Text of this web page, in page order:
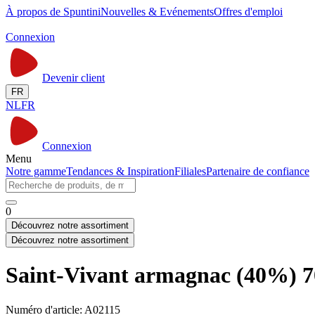
À propos de SpuntiniNouvelles & EvénementsOffres d'emploi
Connexion
Devenir client
FR
NLFR
Connexion
Menu
Notre gammeTendances & InspirationFilialesPartenaire de confiance
0
Découvrez notre assortiment
Découvrez notre assortiment
Saint-Vivant armagnac (40%)
Numéro d'article: A02115